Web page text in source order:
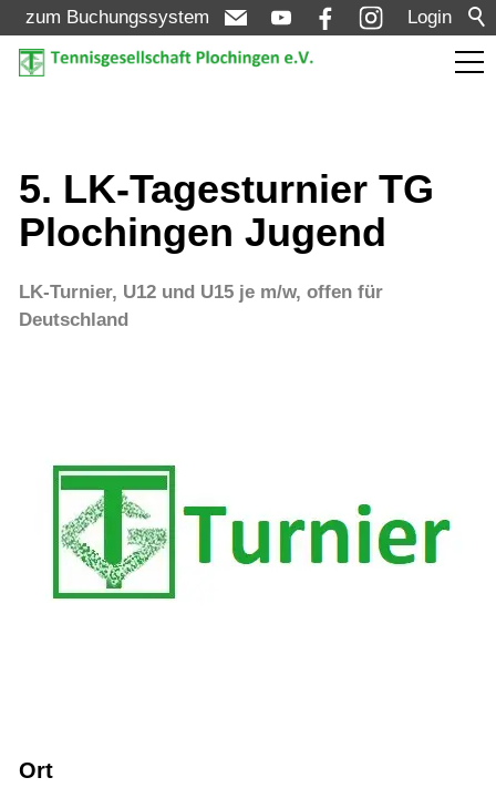
Login
zum Buchungssystem
Turniere
Bezirksmeisterschaften Bezirk D - Aktive +
Senioren: 13.05. - 17.05.2026
NEXT LEVEL Turnier U8-U10: 07.08. -
LK - Tagesturnier - Aktive: 11.08.2026 (LK
10-25)
LK - Tagesturnier - Aktive: 12.08.2026 (LK
01-18)
5. LK-Tagesturnier TG
Plochingen Jugend
LK-Turnier, U12 und U15 je m/w, offen für
Deutschland
Ort